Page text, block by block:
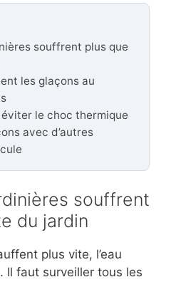
souffrent plus que
les glaçons au
le choc thermique
avec d’autres
souffrent
du jardin
plus vite, l’eau
Il faut surveiller tous les